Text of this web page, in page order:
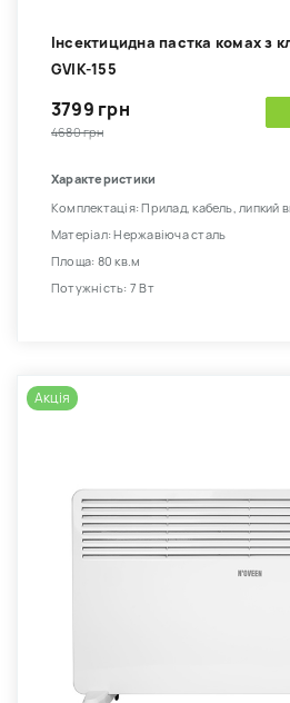
Інсектицидна пастка комах з
GVIK-155
3799 грн
4680 грн
Характеристики
Комплектація: Прилад, кабель, липкий
Матеріал: Нержавіюча сталь
Площа: 80 кв.м
Потужність: 7 Вт
Акція